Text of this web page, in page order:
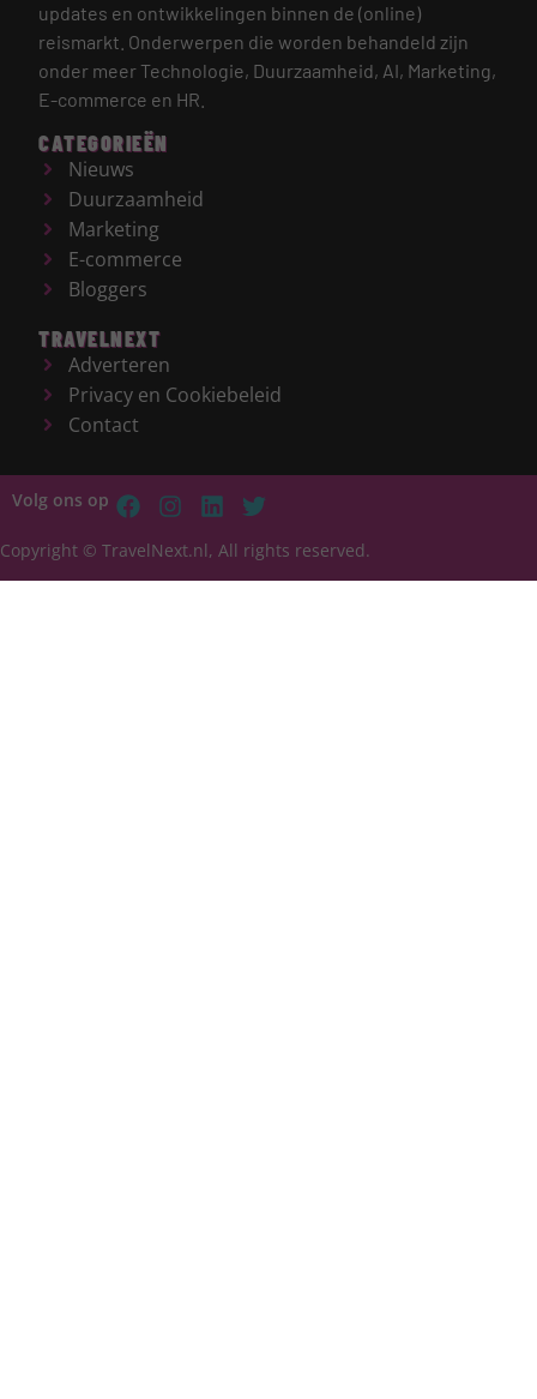
updates en ontwikkelingen binnen de (online)
reismarkt. Onderwerpen die worden behandeld zijn
onder meer Technologie, Duurzaamheid, AI, Marketing,
E-commerce en HR.
CATEGORIEËN
Nieuws
Duurzaamheid
Marketing
E-commerce
Bloggers
TRAVELNEXT
Adverteren
Privacy en Cookiebeleid
Contact
Volg ons op
Copyright © TravelNext.nl, All rights reserved.